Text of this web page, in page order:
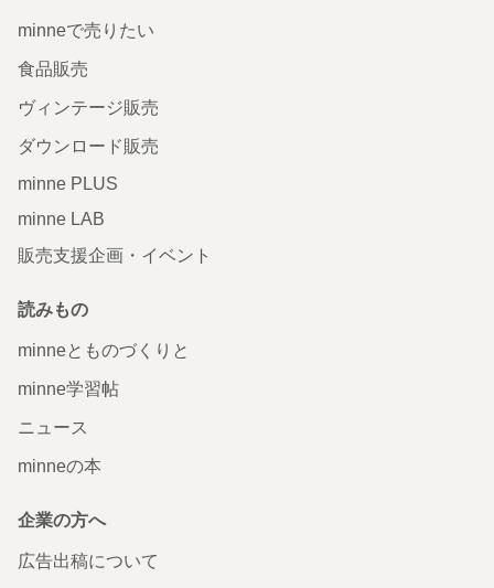
minneで売りたい
食品販売
ヴィンテージ販売
ダウンロード販売
minne PLUS
minne LAB
販売支援企画・イベント
読みもの
minneとものづくりと
minne学習帖
ニュース
minneの本
企業の方へ
広告出稿について